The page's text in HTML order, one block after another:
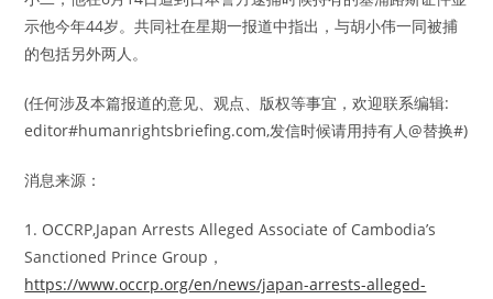
示他今年44岁。共同社在星期一报道中指出，与胡小伟一同被捕
的包括另外两人。
(任何涉及本篇报道的意见、观点、版权等事宜，欢迎联系编辑:
editor#humanrightsbriefing.com,发信时候请用持有人@替换#)
消息来源：
1. OCCRP,Japan Arrests Alleged Associate of Cambodia’s
Sanctioned Prince Group，
https://www.occrp.org/en/news/japan-arrests-alleged-